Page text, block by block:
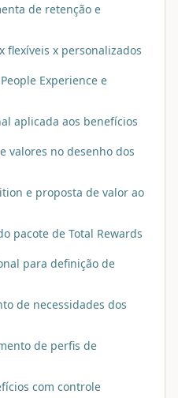
de retenção e
flexíveis x personalizados
Experience e
aplicada aos benefícios
valores no desenho dos
e proposta de valor ao
pacote de Total Rewards
para definição de
de necessidades dos
de perfis de
com controle